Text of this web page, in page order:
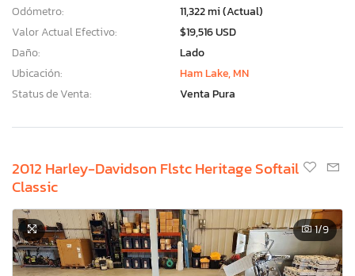
Odómetro:
11,322 mi (Actual)
Valor Actual Efectivo:
$19,516 USD
Daño:
Lado
Ubicación:
Ham Lake, MN
Status de Venta:
Venta Pura
2012 Harley-Davidson Flstc Heritage Softail
Classic
1/9